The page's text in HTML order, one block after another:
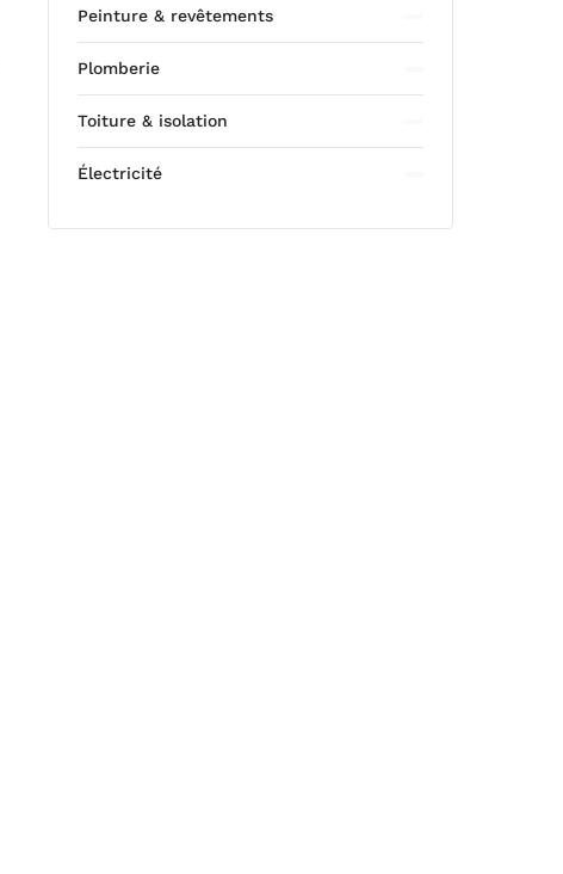
Peinture & revêtements
Plomberie
Toiture & isolation
Électricité